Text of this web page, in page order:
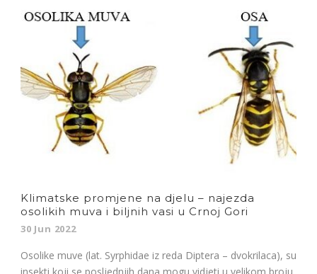
Klimatske promjene na djelu – najezda
osolikih muva i biljnih vasi u Crnoj Gori
30 Jun 2022
Osolike muve (lat. Syrphidae iz reda Diptera – dvokrilaca), su